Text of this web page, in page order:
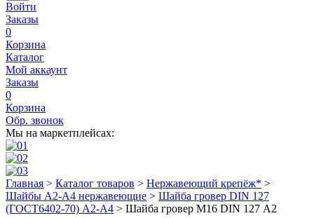
Войти
Заказы
0
Корзина
Каталог
Мой аккаунт
Заказы
0
Корзина
Обр. звонок
Мы на маркетплейсах:
Главная > Каталог товаров > Нержавеющий крепёж* >
Шайбы А2-А4 нержавеющие > Шайба гровер DIN 127
(ГОСТ6402-70) А2-А4 > Шайба гровер М16 DIN 127 А2